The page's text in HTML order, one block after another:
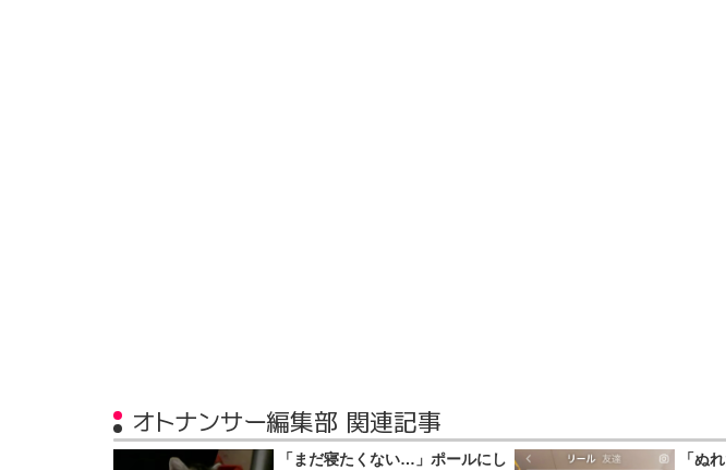
オトナンサー編集部 関連記事
「まだ寝たくない…」ポールにし
「ぬ